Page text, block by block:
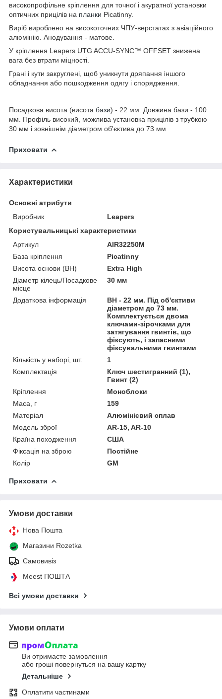
високопрофільне кріплення для точної і акуратної установки
оптичних прицілів на планки Picatinny.
Виріб вироблено на високоточних ЧПУ-верстатах з авіаційного
алюмінію. Анодування - матове.
У кріплення Leapers UTG ACCU-SYNC™ OFFSET знижена
вага без втрати міцності.
Грані і кути закруглені, щоб уникнути дряпання іншого
обладнання або пошкодження одягу і спорядження.
Посадкова висота (висота бази) - 22 мм. Довжина бази - 100
мм. Профіль високий, можлива установка прицілів з трубкою
30 мм і зовнішнім діаметром об'єктива до 73 мм
Приховати
Характеристики
Основні атрибути
Виробник
Leapers
Користувальницькі характеристики
Артикул
AIR32250M
База кріплення
Picatinny
Висота основи (BH)
Extra High
Діаметр кілець/Посадкове
місце
30 мм
Додаткова інформація
BH - 22 мм. Під об'єктиви
діаметром до 73 мм.
Комплектується двома
ключами-зірочками для
затягування гвинтів, що
фіксують, і запасними
фіксувальними гвинтами
Кількість у наборі, шт.
1
Комплектація
Ключ шестигранний (1),
Гвинт (2)
Кріплення
Моноблоки
Маса, г
159
Матеріал
Алюмінієвий сплав
Модель зброї
AR-15, AR-10
Країна походження
США
Фіксація на зброю
Постійне
Колір
GM
Приховати
Умови доставки
Нова Пошта
Магазини Rozetka
Самовивіз
Meest ПОШТА
Всі умови доставки
Умови оплати
Ви отримаєте замовлення
або гроші повернуться на вашу картку
Детальніше
Оплатити частинами